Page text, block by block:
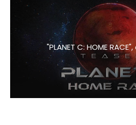
"PLANET C: HOME